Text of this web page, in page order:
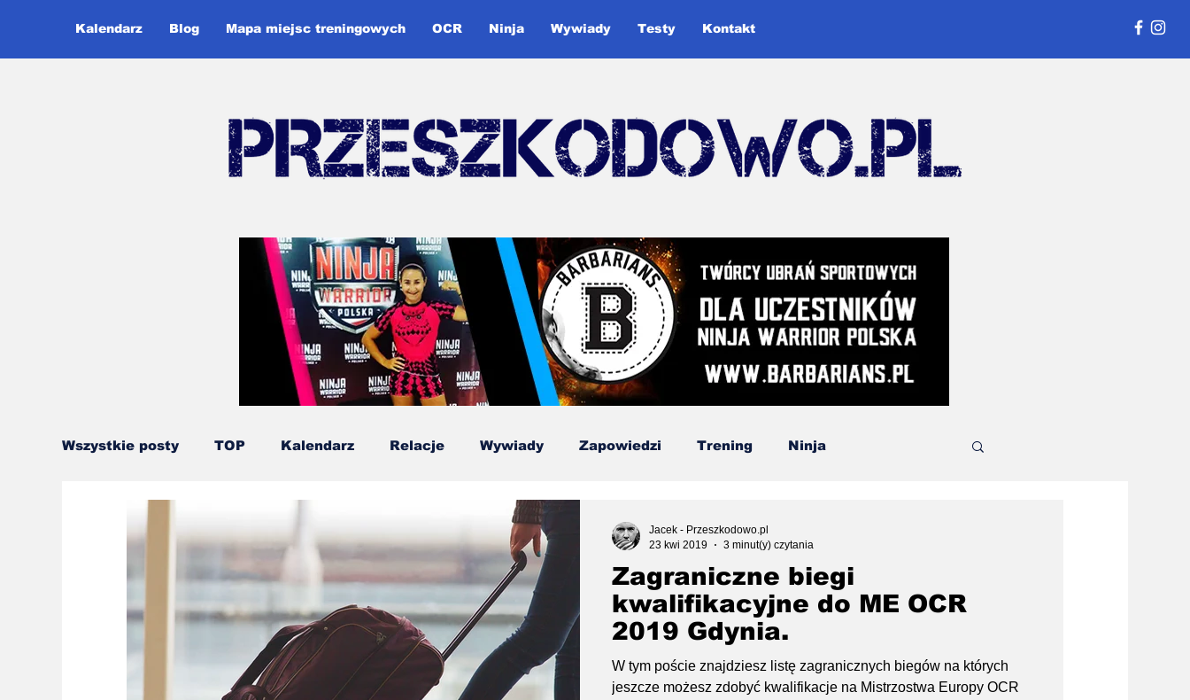
Kalendarz Blog Mapa miejsc treningowych OCR Ninja Wywiady Testy Kontakt
Wszystkie posty TOP Kalendarz Relacje Wywiady Zapowiedzi Trening Ninja
Testy
Gładko przez Przeszkody Kids OCR
Zagraniczne biegi
kwalifikacyjne do ME OCR
2019 Gdynia.
W tym poście znajdziesz listę zagranicznych biegów na których
jeszcze możesz zdobyć kwalifikacje na Mistrzostwa Europy OCR
Jacek - Przeszkodowo.pl
23 kwi 2019
3 minut(y) czytania